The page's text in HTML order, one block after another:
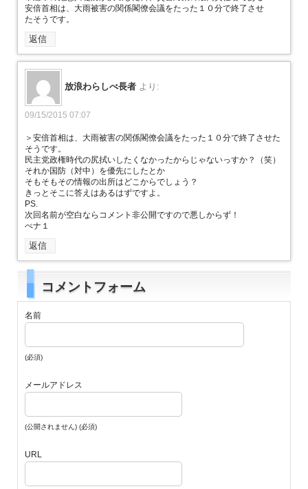
安倍首相は、大雨被害の関係閣僚会議をたった１０分で終了させ
たそうです。
返信
放浪わらしべ長者 より:
09/15/2015 07:07
＞安倍首相は、大雨被害の関係閣僚会議をたった１０分で終了させた
そうです。
民主党政権時代の尻拭いしたくなかったからじゃないっすか？（笑）
それか国防（対中）を優先にしたとか
そもそもその情報の出所はどこからでしょう？
きっとそこに答えはあるはずですよ。
PS.
次回名前が空白ならコメント非公開ですので悪しからず！
ぺナ１
返信
コメントフォーム
名前
(必須)
メールアドレス
(公開されません) (必須)
URL